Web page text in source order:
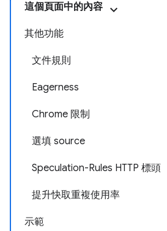
這個頁面中的內容
其他功能
文件規則
Eagerness
Chrome 限制
選填 source
Speculation-Rules HTTP 標頭
提升快取重複使用率
示範